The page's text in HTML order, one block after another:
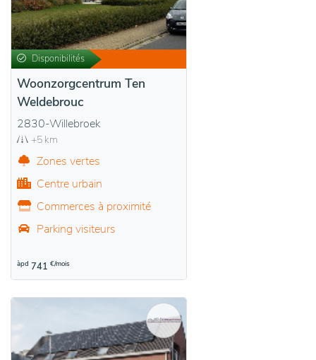
Disponibilités
Woonzorgcentrum Ten
Weldebrouc
2830-Willebroek
+5 km
Zones vertes
Centre urbain
Commerces à proximité
Parking visiteurs
àpd 741 €/mois